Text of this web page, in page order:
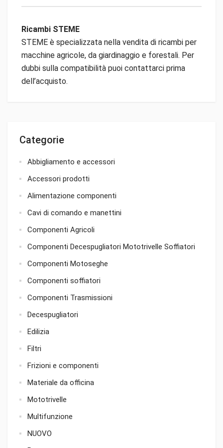
Categorie
Abbigliamento e accessori
Accessori prodotti
Alimentazione componenti
Cavi di comando e manettini
Componenti Agricoli
Componenti Decespugliatori Mototrivelle Soffiatori
Componenti Motoseghe
Componenti soffiatori
Componenti Trasmissioni
Decespugliatori
Edilizia
Filtri
Frizioni e componenti
Materiale da officina
Mototrivelle
Multifunzione
NUOVO
Ricambi STEME
STEME è specializzata nella vendita di ricambi per
macchine agricole, da giardinaggio e forestali. Per
dubbi sulla compatibilità puoi contattarci prima
dell’acquisto.